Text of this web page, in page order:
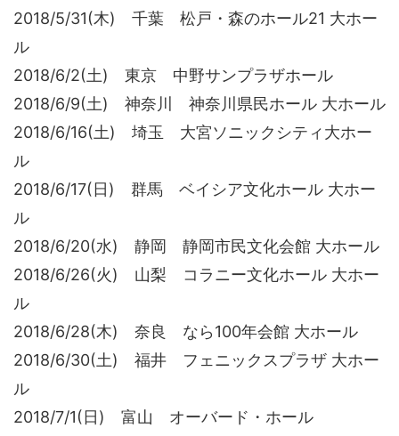
2018/5/31(木) 千葉 松戸・森のホール21 大ホー
ル
2018/6/2(土) 東京 中野サンプラザホール
2018/6/9(土) 神奈川 神奈川県民ホール 大ホール
2018/6/16(土) 埼玉 大宮ソニックシティ大ホー
ル
2018/6/17(日) 群馬 ベイシア文化ホール 大ホー
ル
2018/6/20(水) 静岡 静岡市民文化会館 大ホール
2018/6/26(火) 山梨 コラニー文化ホール 大ホー
ル
2018/6/28(木) 奈良 なら100年会館 大ホール
2018/6/30(土) 福井 フェニックスプラザ 大ホー
ル
2018/7/1(日) 富山 オーバード・ホール